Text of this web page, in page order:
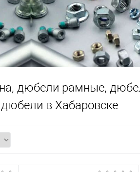
дюбели рамные,
в Хабаровске